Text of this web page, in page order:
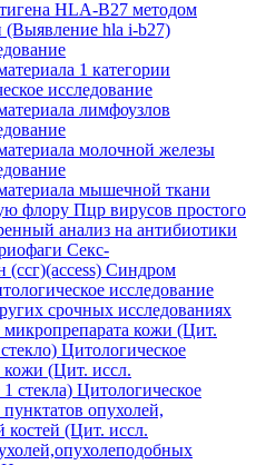
HLA-B27 методом
(Выявление hla i-b27)
1 категории
исследование
лимфоузлов
молочной железы
мышечной ткани
флору Пцр вирусов простого
анализ на антибиотики
Секс-
Синдром
исследование
срочных исследованиях
микропрепарата кожи (Цит.
Цитологическое
кожи (Цит. иссл.
стекла) Цитологическое
опухолей,
костей (Цит. иссл.